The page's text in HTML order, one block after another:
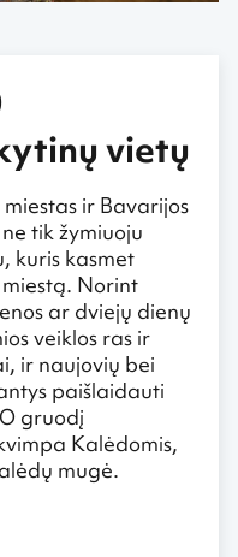
vietų
ir Bavarijos
tik žymiuoju
kuris kasmet
Norint
ar dviejų dienų
veiklos ras ir
ir naujovių bei
paišlaidauti
gruodį
Kalėdomis,
mugė.